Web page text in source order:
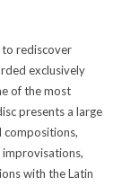
rediscover
exclusively
of the most
presents a large
compositions,
with the Latin